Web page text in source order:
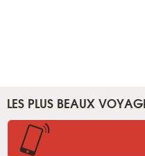
LES PLUS BEAUX